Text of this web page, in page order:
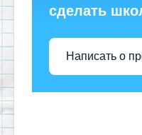
сделать
Написать о